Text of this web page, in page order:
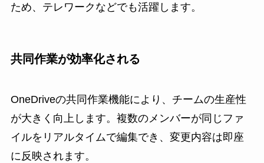
ため、テレワークなどでも活躍します。
共同作業が効率化される
OneDriveの共同作業機能により、チームの生産性
が大きく向上します。複数のメンバーが同じファ
イルをリアルタイムで編集でき、変更内容は即座
に反映されます。